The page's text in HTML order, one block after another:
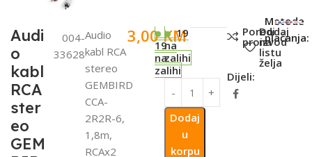
Audi
o
kabl
RCA
ster
eo
GEM
004-
33628
Audio
kabl RCA
stereo
GEMBIRD
CCA-
2R2R-6,
1,8m,
RCAx2
3,00KM
19
na
zalihi
19
na
zalihi
Dodaj
u
korpu
Poredi
proizvod
Dodaj
na
listu
želja
Dijeli:
Metode
plaćanja: